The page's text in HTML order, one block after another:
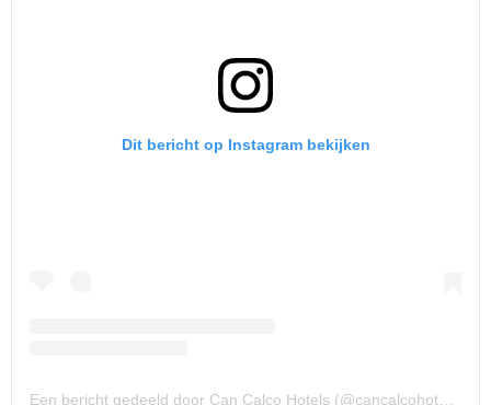
Dit bericht op Instagram bekijken
Een bericht gedeeld door Can Calco Hotels (@cancalcohotels)